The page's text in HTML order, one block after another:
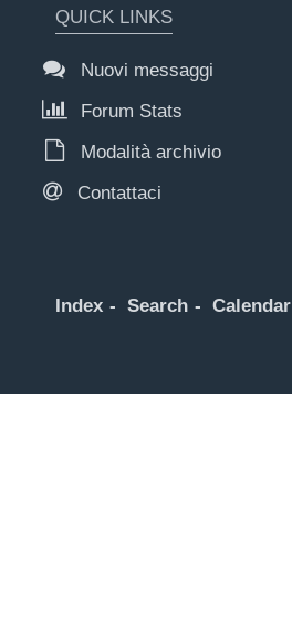
QUICK LINKS
Nuovi messaggi
Forum Stats
Modalità archivio
Contattaci
Index Search Calendar